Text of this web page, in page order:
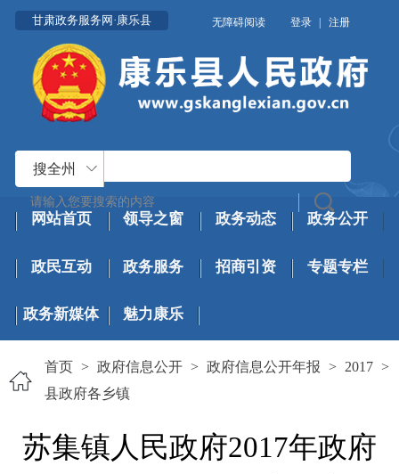
甘肃政务服务网·康乐县 无障碍阅读 登录 | 注册
搜全州
网站首页 领导之窗 政务动态 政务公开
政民互动 政务服务 招商引资 专题专栏
政务新媒体 魅力康乐
首页 > 政府信息公开 > 政府信息公开年报 > 2017 >
县政府各乡镇
苏集镇人民政府2017年政府